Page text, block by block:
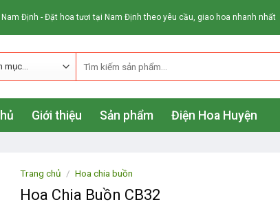
Định - Đặt hoa tươi tại Nam Định theo yêu cầu, giao hoa nhanh nhất
Giới thiệu Sản phẩm Điện Hoa Huyện
Trang chủ / Hoa chia buồn
Hoa Chia Buồn CB32